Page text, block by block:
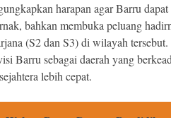
harapan agar Barru
bahkan membuka peluang
(S2 dan S3) di wilayah
Barru sebagai daerah yang
lebih cepat.